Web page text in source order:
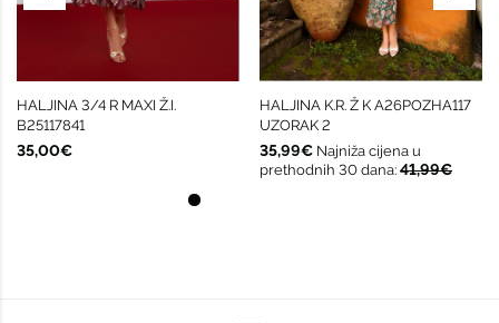
HALJINA 3/4 R MAXI Ž.I.
B25117841
35,00€
HALJINA K.R. Ž K A26POZHA117
UZORAK 2
35,99€ Najniža cijena u
prethodnih 30 dana: 41,99€